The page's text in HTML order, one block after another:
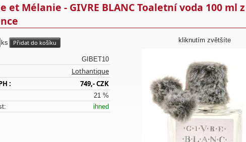
et Mélanie - GIVRE BLANC Toaletní voda 100 ml z
kliknutím zvětšíte
ks
GIBET10
Lothantique
:
749,- CZK
21 %
ihned